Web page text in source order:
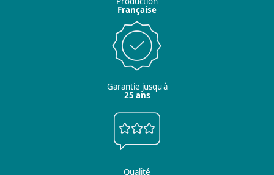
Française
Garantie jusqu'à
25 ans
Qualité